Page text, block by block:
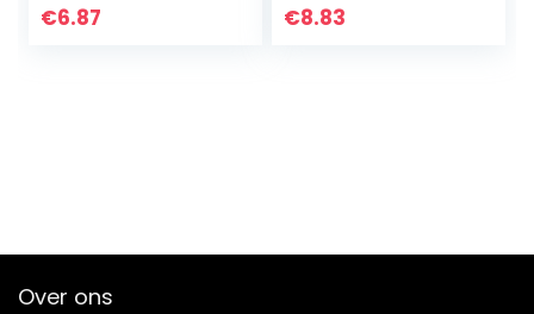
Roblox Piggy
€6.87
Cute My Hero
€8.83
Over ons